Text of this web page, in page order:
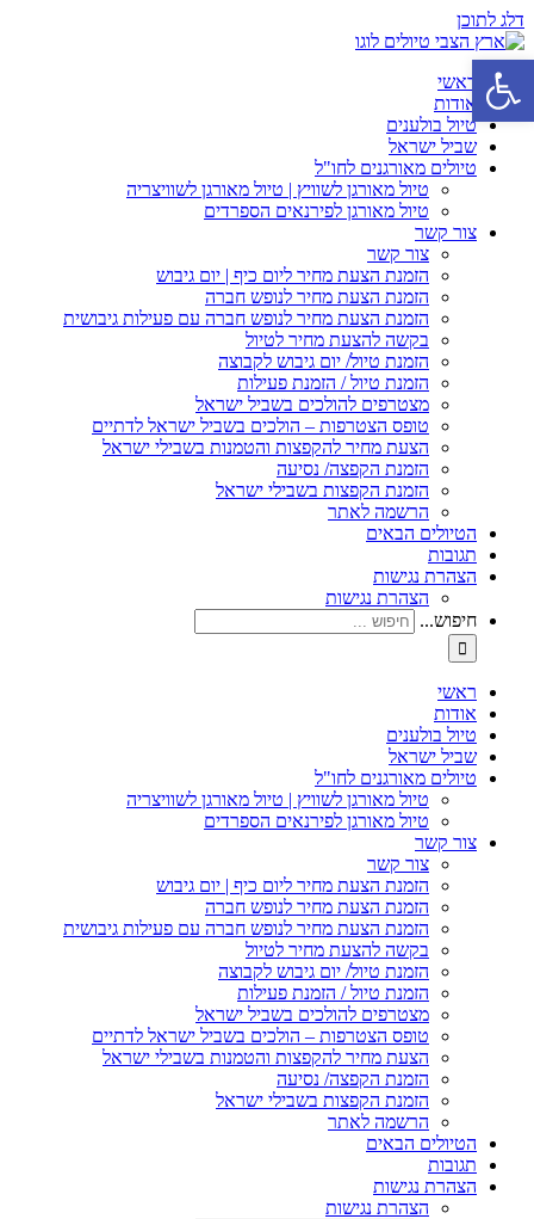
דלג לתוכן
ראשי
אודות
טיול בולענים
שביל ישראל
טיולים מאורגנים לחו"ל
טיול מאורגן לשוויץ | טיול מאורגן לשוויצריה
טיול מאורגן לפירנאים הספרדים
צור קשר
צור קשר
הזמנת הצעת מחיר ליום כיף | יום גיבוש
הזמנת הצעת מחיר לנופש חברה
הזמנת הצעת מחיר לנופש חברה עם פעילות גיבושית
בקשה להצעת מחיר לטיול
הזמנת טיול/ יום גיבוש לקבוצה
הזמנת טיול / הזמנת פעילות
מצטרפים להולכים בשביל ישראל
טופס הצטרפות – הולכים בשביל ישראל לדתיים
הצעת מחיר להקפצות והטמנות בשבילי ישראל
הזמנת הקפצה/ נסיעה
הזמנת הקפצות בשבילי ישראל
הרשמה לאתר
הטיולים הבאים
תגובות
הצהרת נגישות
הצהרת נגישות
חיפוש...
ראשי
אודות
טיול בולענים
שביל ישראל
טיולים מאורגנים לחו"ל
טיול מאורגן לשוויץ | טיול מאורגן לשוויצריה
טיול מאורגן לפירנאים הספרדים
צור קשר
צור קשר
הזמנת הצעת מחיר ליום כיף | יום גיבוש
הזמנת הצעת מחיר לנופש חברה
הזמנת הצעת מחיר לנופש חברה עם פעילות גיבושית
בקשה להצעת מחיר לטיול
הזמנת טיול/ יום גיבוש לקבוצה
הזמנת טיול / הזמנת פעילות
מצטרפים להולכים בשביל ישראל
טופס הצטרפות – הולכים בשביל ישראל לדתיים
הצעת מחיר להקפצות והטמנות בשבילי ישראל
הזמנת הקפצה/ נסיעה
הזמנת הקפצות בשבילי ישראל
הרשמה לאתר
הטיולים הבאים
תגובות
הצהרת נגישות
הצהרת נגישות
פתח סרגל נגישות